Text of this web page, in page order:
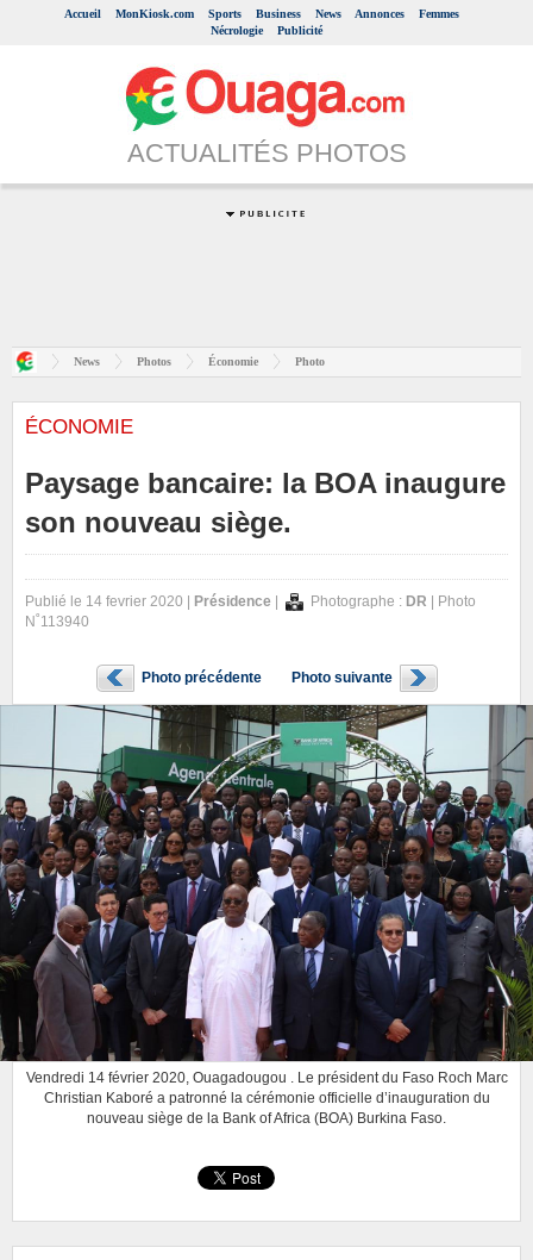
Accueil MonKiosk.com Sports Business News Annonces
Femmes
Nécrologie
Publicité
ACTUALITÉS PHOTOS
News Photos Économie Photo
ÉCONOMIE
Paysage bancaire: la BOA inaugure
son nouveau siège.
Publié le 14 fevrier 2020 | Présidence Photographe : DR | Photo
N˚113940
Photo précédente Photo suivante
Vendredi 14 février 2020, Ouagadougou . Le président du Faso Roch Marc
Christian Kaboré a patronné la cérémonie officielle d’inauguration du
nouveau siège de la Bank of Africa (BOA) Burkina Faso.